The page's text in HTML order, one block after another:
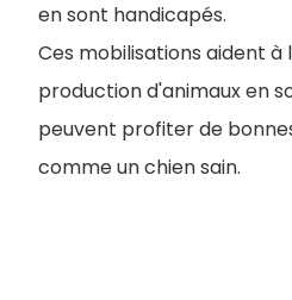
en sont handicapés.
Ces mobilisations aident
production d'animaux en
peuvent profiter de
comme un chien sain.